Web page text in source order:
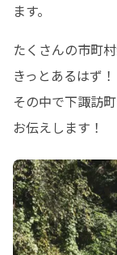
ます。
たくさんの市町
きっとあるはず！
その中で下諏訪
お伝えします！